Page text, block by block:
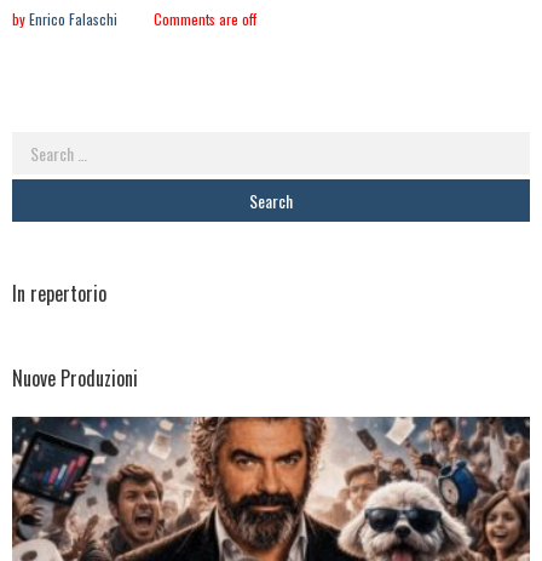
byEnrico Falaschi Comments are off
Search
for:
In repertorio
Nuove Produzioni